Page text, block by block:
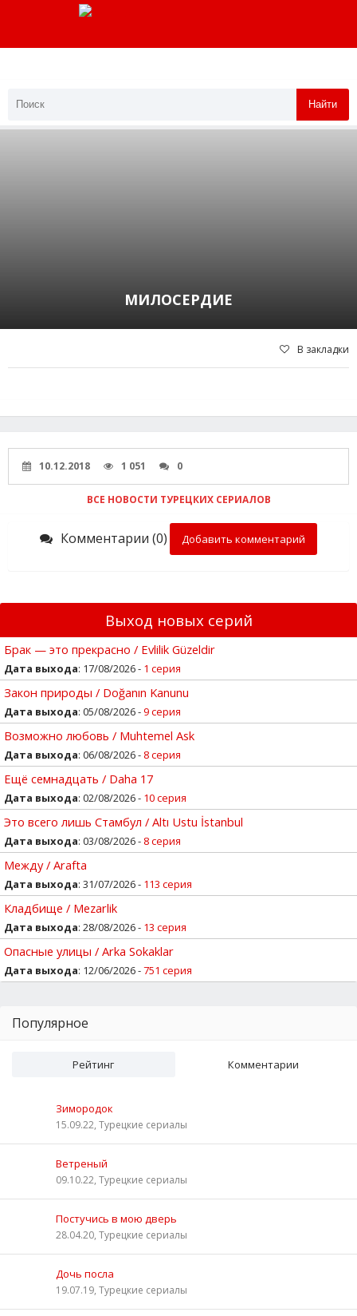
Найти
МИЛОСЕРДИЕ
В закладки
10.12.2018 1 051 0
ВСЕ НОВОСТИ ТУРЕЦКИХ СЕРИАЛОВ
Комментарии (0) Добавить комментарий
Выход новых серий
Брак — это прекрасно / Evlilik Güzeldir
Дата выхода: 17/08/2026 - 1 серия
Закон природы / Doğanın Kanunu
Дата выхода: 05/08/2026 -9 серия
Возможно любовь / Muhtemel Ask
Дата выхода: 06/08/2026 - 8 серия
Ещё семнадцать / Daha 17
Дата выхода: 02/08/2026 - 10 серия
Это всего лишь Стамбул / Altı Ustu İstanbul
Дата выхода: 03/08/2026 - 8 серия
Между / Arafta
Дата выхода: 31/07/2026 - 113 серия
Кладбище / Mezarlik
Дата выхода: 28/08/2026 - 13 серия
Опасные улицы / Arka Sokaklar
Дата выхода: 12/06/2026 -751 серия
Популярное
Рейтинг Комментарии
Зимородок
15.09.22, Турецкие сериалы
Ветреный
09.10.22, Турецкие сериалы
Постучись в мою дверь
28.04.20, Турецкие сериалы
Дочь посла
19.07.19, Турецкие сериалы